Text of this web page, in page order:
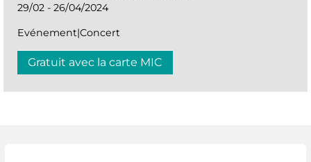
29/02 - 26/04/2024
Evénement|Concert
Gratuit avec la carte MIC